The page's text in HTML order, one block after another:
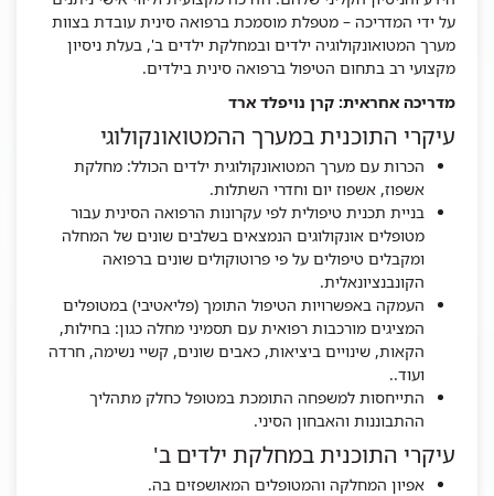
על ידי המדריכה – מטפלת מוסמכת ברפואה סינית עובדת בצוות
מערך המטואונקולוגיה ילדים ובמחלקת ילדים ב', בעלת ניסיון
מקצועי רב בתחום הטיפול ברפואה סינית בילדים.
מדריכה אחראית: קרן נויפלד ארד
עיקרי התוכנית במערך ההמטואונקולוגי
הכרות עם מערך המטואונקולוגית ילדים הכולל: מחלקת
אשפוז, אשפוז יום וחדרי השתלות.
בניית תכנית טיפולית לפי עקרונות הרפואה הסינית עבור
מטופלים אונקולוגים הנמצאים בשלבים שונים של המחלה
ומקבלים טיפולים על פי פרוטוקולים שונים ברפואה
הקונבנציונאלית.
העמקה באפשרויות הטיפול התומך (פליאטיבי) במטופלים
המציגים מורכבות רפואית עם תסמיני מחלה כגון: בחילות,
הקאות, שינויים ביציאות, כאבים שונים, קשיי נשימה, חרדה
ועוד..
התייחסות למשפחה התומכת במטופל כחלק מתהליך
ההתבוננות והאבחון הסיני.
עיקרי התוכנית במחלקת ילדים ב'
אפיון המחלקה והמטופלים המאושפזים בה.